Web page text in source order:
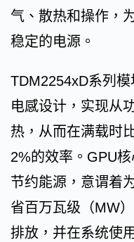
气、散热和操作，
稳定的电源。
TDM2254xD系列
电感设计，实现从
热，从而在满载时
2%的效率。GPU
节约能源，意谓着
省百万瓦级（MW
排放，并在系统使